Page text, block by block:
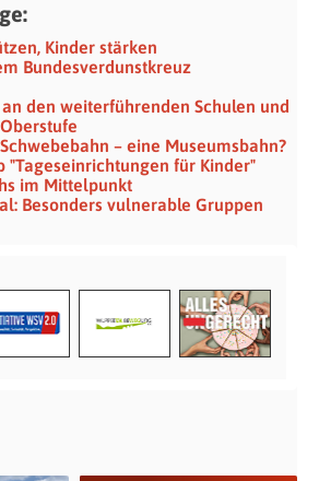
Kinder stärken
Bundesverdunstkreuz
den weiterführenden Schulen und
– eine Museumsbahn?
"Tageseinrichtungen für Kinder"
im Mittelpunkt
Besonders vulnerable Gruppen